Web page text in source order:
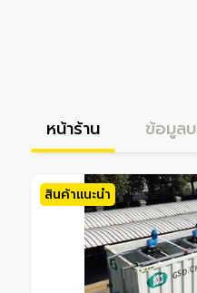
หน้าร้าน ข้อมูล
สินค้าแนะนำ